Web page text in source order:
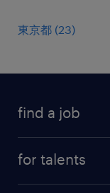
東京都 (23)
find a job
for talents